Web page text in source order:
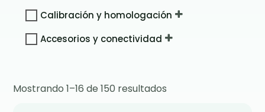
Calibración y homologación
Accesorios y conectividad
Mostrando 1–16 de 150 resultados